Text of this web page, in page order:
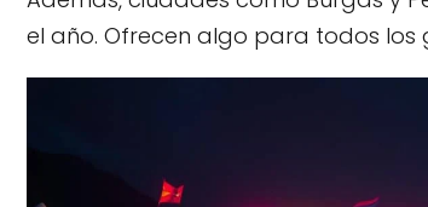
el año. Ofrecen algo para todos los